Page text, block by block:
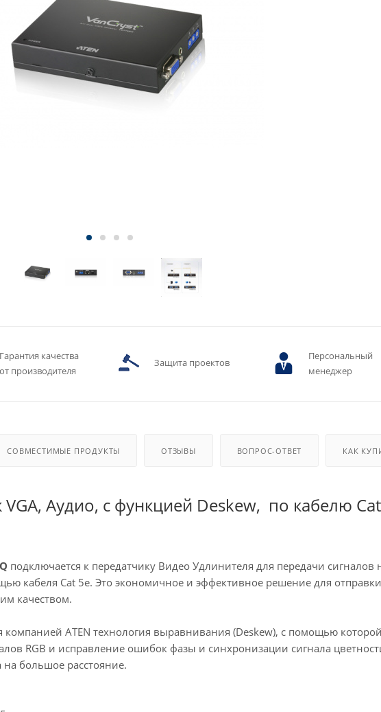
Гарантия качества
от производителя
Защита проектов
Персональный
менеджер
СОВМЕСТИМЫЕ ПРОДУКТЫ ОТЗЫВЫ ВОПРОС-ОТВЕТ КАК
VGA, Аудио, с функцией Deskew, по кабелю
подключается к передатчику Видео Удлинителя для передачи сигналов
кабеля Cat 5e. Это экономичное и эффективное решение для
качеством.
компанией ATEN технология выравнивания (Deskew), с помощью
RGB и исправление ошибок фазы и синхронизации сигнала
большое расстояние.